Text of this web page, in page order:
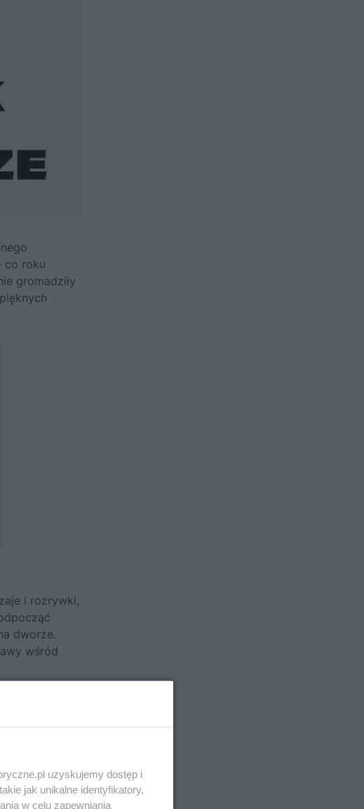
co roku
gromadziły
i rozrywki,
dworze.
wśród
uzyskujemy dostęp i
jak unikalne identyfikatory,
w celu zapewniania